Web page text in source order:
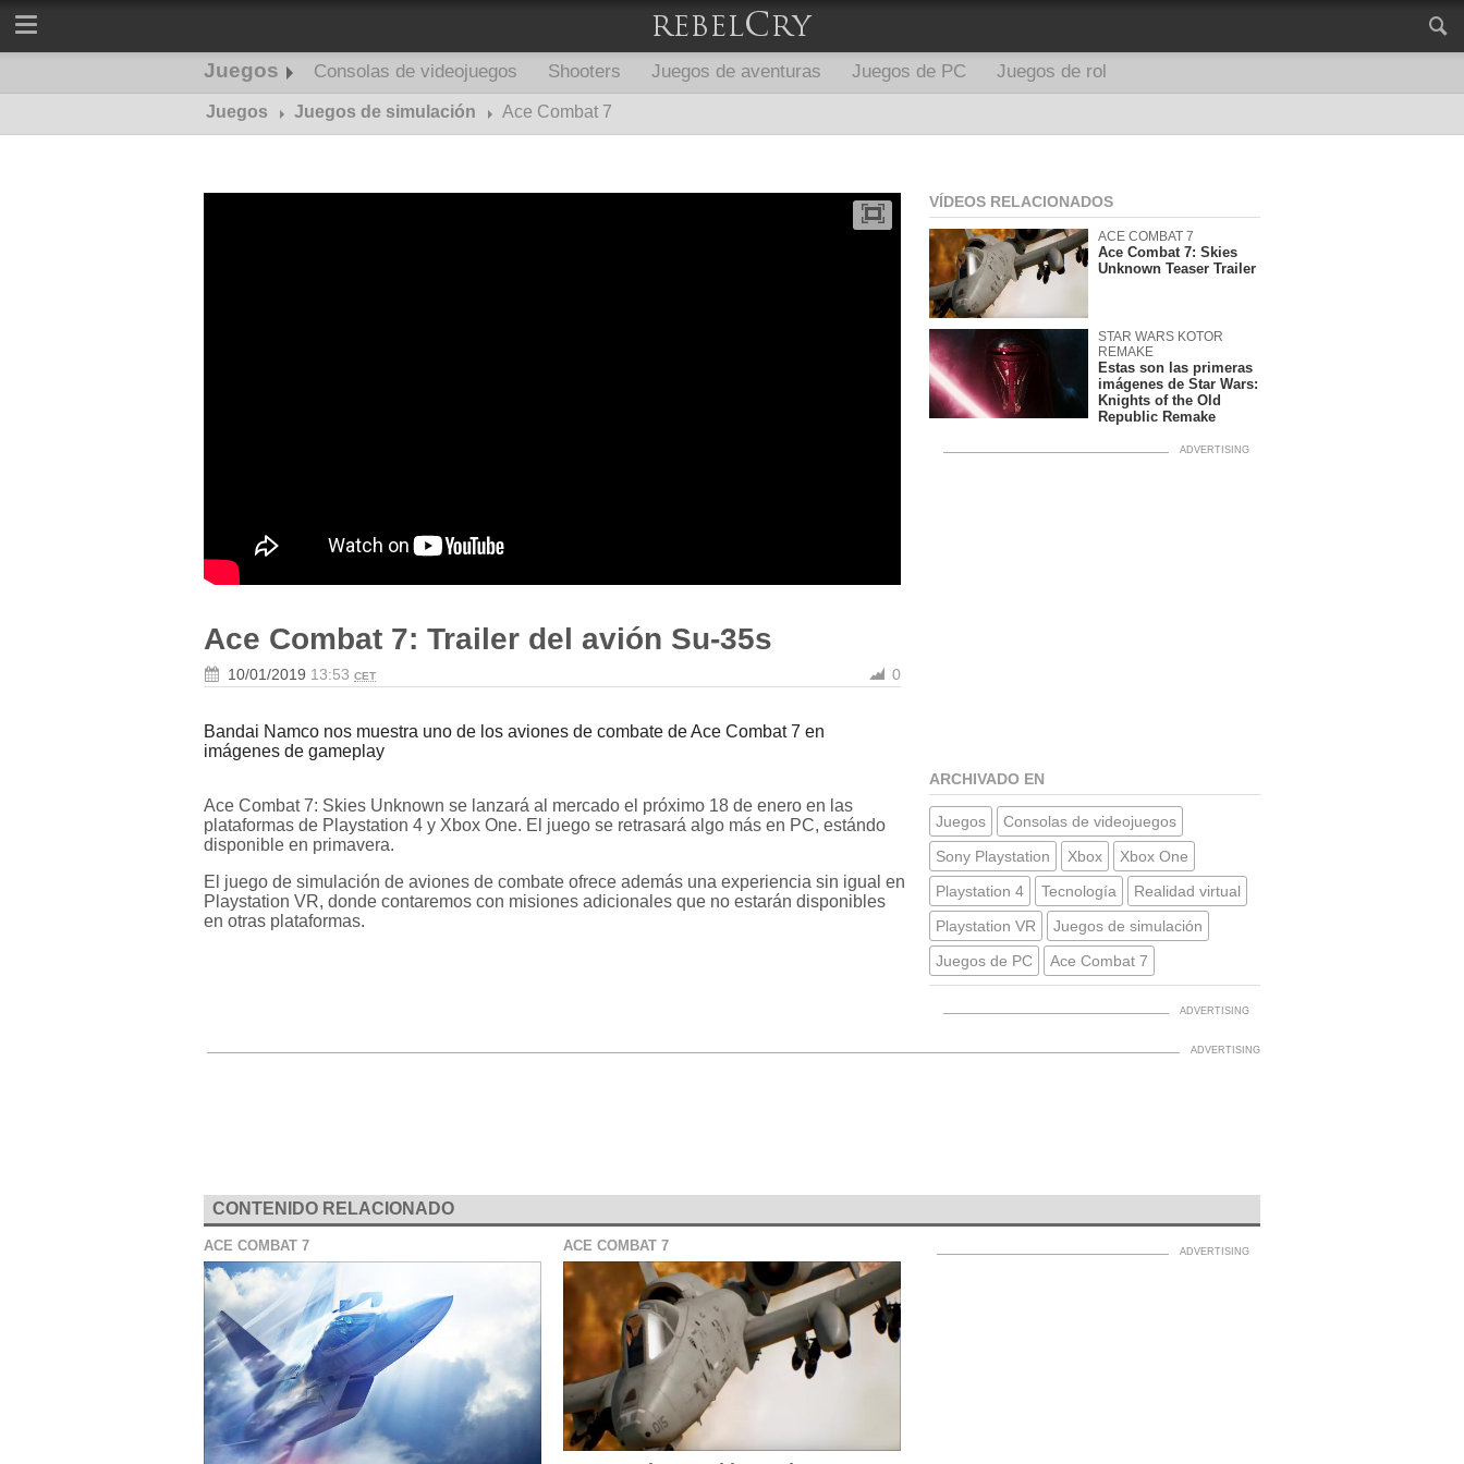
Juegos Consolas de videojuegos Shooters Juegos de aventuras Juegos de PC Juegos de rol
Juegos Juegos de simulación Ace Combat 7
Ace Combat 7: Trailer del avión Su-35s
10/01/2019 13:53 CET 0
Bandai Namco nos muestra uno de los aviones de combate de Ace Combat 7 en
imágenes de gameplay
VÍDEOS RELACIONADOS
ACE COMBAT 7
Ace Combat 7: Skies
Unknown Teaser Trailer
STAR WARS KOTOR
REMAKE
Estas son las primeras
imágenes de Star Wars:
Knights of the Old
Republic Remake
Ace Combat 7: Skies Unknown se lanzará al mercado el próximo 18 de enero en las
plataformas de Playstation 4 y Xbox One. El juego se retrasará algo más en PC, estándo
disponible en primavera.
El juego de simulación de aviones de combate ofrece además una experiencia sin igual en
Playstation VR, donde contaremos con misiones adicionales que no estarán disponibles
en otras plataformas.
ARCHIVADO EN
Juegos
Consolas de videojuegos
Sony Playstation
Xbox
Xbox One
Playstation 4
Tecnología
Realidad virtual
Playstation VR
Juegos de simulación
Juegos de PC
Ace Combat 7
CONTENIDO RELACIONADO
ACE COMBAT 7 ACE COMBAT 7